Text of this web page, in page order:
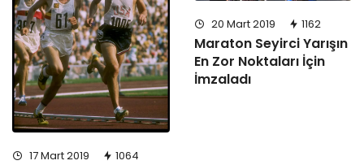
17 Mart 2019 1064
20 Mart 2019 1162
Maraton Seyirci Yarışın
En Zor Noktaları İçin
İmzaladı